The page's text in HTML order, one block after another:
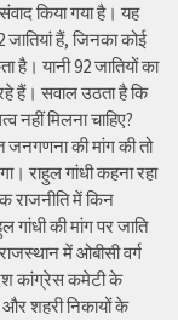
किया गया है। यह
जातियां हैं, जिनका कोई
यानी 92 जातियों का
हैं। सवाल उठता है कि
नहीं मिलना चाहिए?
की मांग की तो
राहुल गांधी कहना रहा
राजनीति में किन
गांधी की मांग पर जाति
में ओबीसी वर्ग
कांग्रेस कमेटी के
और शहरी निकायों के